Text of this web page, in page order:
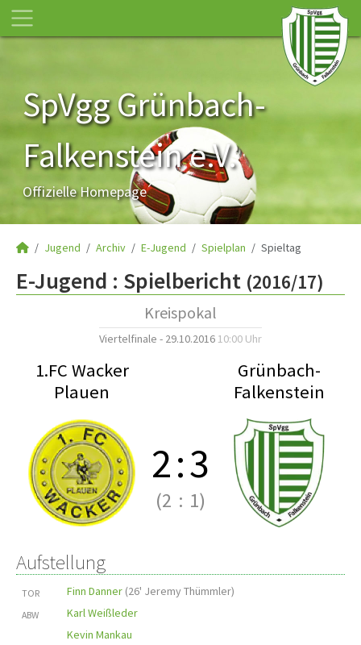
SpVgg Grünbach-
Falkenstein e.V.
Offizielle Homepage
Jugend Archiv E-Jugend Spielplan Spieltag
E-Jugend : Spielbericht (2016/17)
Kreispokal
Viertelfinale - 29.10.2016 10:00 Uhr
1.FC Wacker
Plauen
Grünbach-
Falkenstein
2:3
(2 : 1)
Aufstellung
TOR Finn Danner (26' Jeremy Thümmler)
ABW
Karl Weißleder
Kevin Mankau